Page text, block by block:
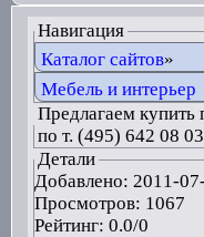
Навигация
Каталог сайтов»
Мебель и интерьер
Предлагаем купить
по т. (495) 642 08 03
Детали
Добавлено: 2011-
Просмотров: 1067
Рейтинг: 0.0/0